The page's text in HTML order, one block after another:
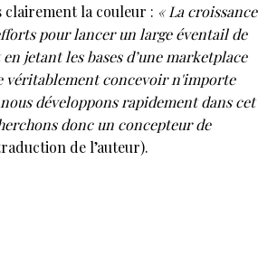
clairement la couleur : « La croissance
pour lancer un large éventail de
jetant les bases d’une marketplace
véritablement concevoir n'importe
développons rapidement dans cet
donc un concepteur de
de l’auteur).